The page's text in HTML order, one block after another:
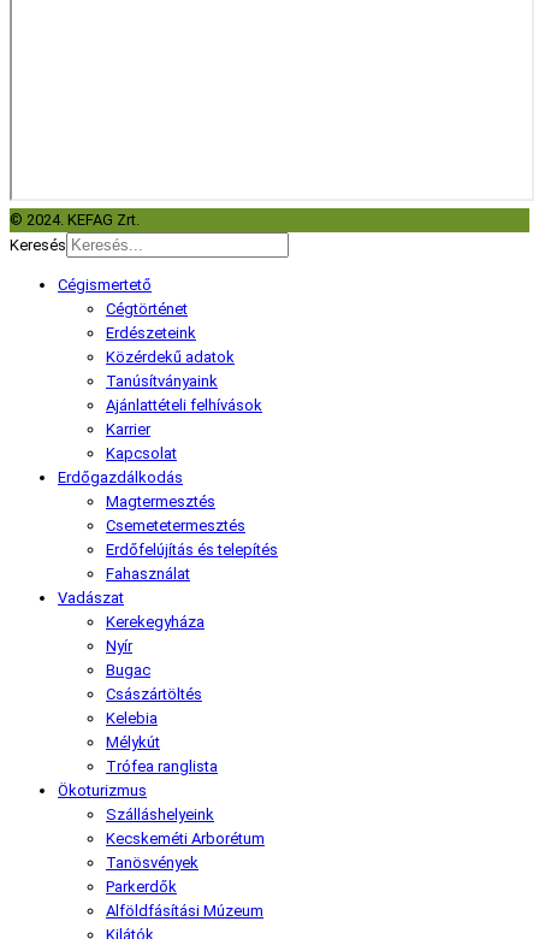
© 2024. KEFAG Zrt.
Keresés
Cégismertető
Cégtörténet
Erdészeteink
Közérdekű adatok
Tanúsítványaink
Ajánlattételi felhívások
Karrier
Kapcsolat
Erdőgazdálkodás
Magtermesztés
Csemetetermesztés
Erdőfelújítás és telepítés
Fahasználat
Vadászat
Kerekegyháza
Nyír
Bugac
Császártöltés
Kelebia
Mélykút
Trófea ranglista
Ökoturizmus
Szálláshelyeink
Kecskeméti Arborétum
Tanösvények
Parkerdők
Alföldfásítási Múzeum
Kilátók